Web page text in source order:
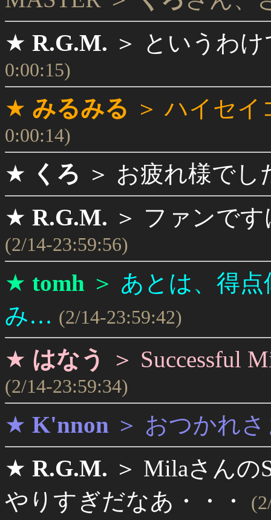
★ R.G.M. ＞ というわ
0:00:15)
★ みるみる ＞ハイセイ
0:00:14)
★ くろ ＞ お疲れ様でし
★ R.G.M. ＞ ファンで
(2/14-23:59:56)
★ tomh ＞ あとは、得
み… (2/14-23:59:42)
★ はなう ＞ Successful
(2/14-23:59:34)
★ K'nnon ＞ おつかれ
★ R.G.M. ＞ Milaさんの
やりすぎだなあ・・・